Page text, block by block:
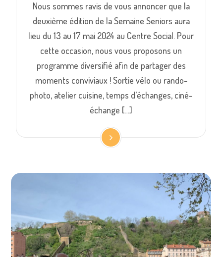
Nous sommes ravis de vous annoncer que la
deuxième édition de la Semaine Seniors aura
lieu du 13 au 17 mai 2024 au Centre Social. Pour
cette occasion, nous vous proposons un
programme diversifié afin de partager des
moments conviviaux ! Sortie vélo ou rando-
photo, atelier cuisine, temps d’échanges, ciné-
échange […]